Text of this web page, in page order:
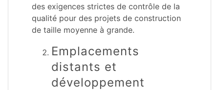
des exigences strictes de contrôle de la
qualité pour des projets de construction
de taille moyenne à grande.
Emplacements
distants et
développement